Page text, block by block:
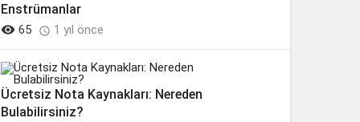
Enstrümanlar
 65  1 yıl önce
Ücretsiz Nota Kaynakları: Nereden
Bulabilirsiniz?